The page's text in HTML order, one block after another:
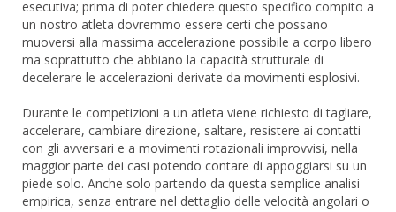
esecutiva; prima di poter chiedere questo specifico compito a
un nostro atleta dovremmo essere certi che possano
muoversi alla massima accelerazione possibile a corpo libero
ma soprattutto che abbiano la capacità strutturale di
decelerare le accelerazioni derivate da movimenti esplosivi.
Durante le competizioni a un atleta viene richiesto di tagliare,
accelerare, cambiare direzione, saltare, resistere ai contatti
con gli avversari e a movimenti rotazionali improvvisi, nella
maggior parte dei casi potendo contare di appoggiarsi su un
piede solo. Anche solo partendo da questa semplice analisi
empirica, senza entrare nel dettaglio delle velocità angolari o